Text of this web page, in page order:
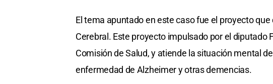
El tema apuntado en este caso fue el proyecto
Cerebral. Este proyecto impulsado por el
Comisión de Salud, y atiende la situación mental
enfermedad de Alzheimer y otras demencias.